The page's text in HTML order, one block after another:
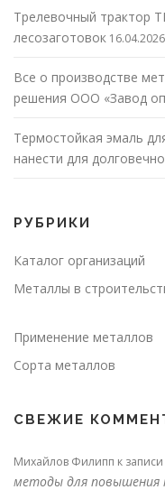
Трелевочный трактор
лесозаготовок 16.04.2026
Все о производстве
решения ООО «Завод
Термостойкая эмаль
нанести для
РУБРИКИ
Каталог организаций
Металлы в
Применение металлов
Сорта металлов
СВЕЖИЕ
Михайлов Филипп к записи
методы для повышения